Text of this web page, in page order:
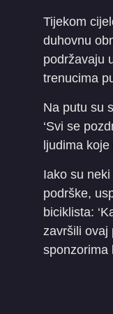
Tijekom
duhovnu
podržavaju
trenucima
Na putu su
‘Svi se
ljudima koje
Iako su
podrške,
biciklista:
završili ovaj
sponzorima